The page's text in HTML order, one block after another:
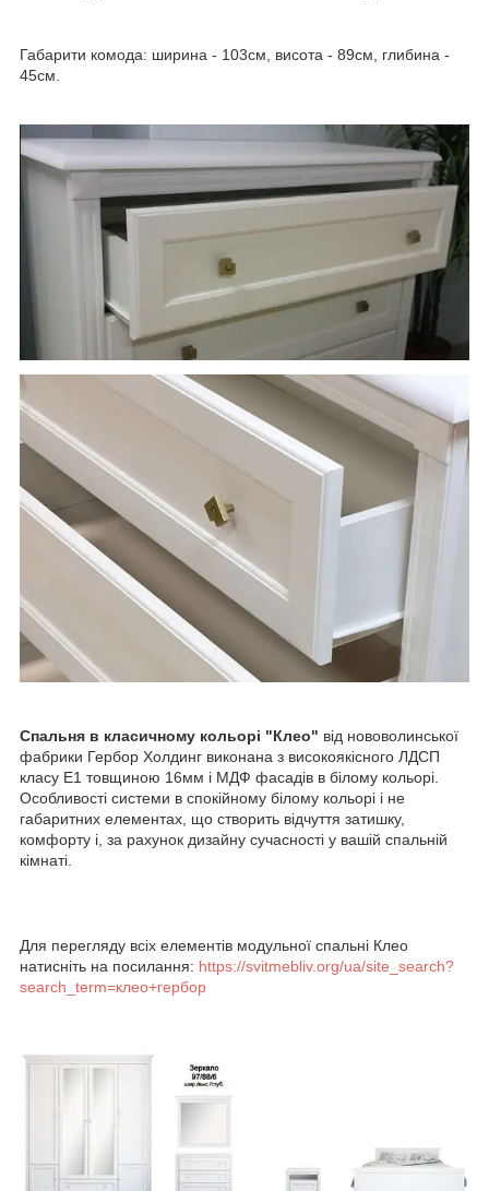
Габарити комода: ширина - 103см, висота - 89см, глибина -
45см.
Спальня в класичному кольорі "Клео" від нововолинської
фабрики Гербор Холдинг виконана з високоякісного ЛДСП
класу Е1 товщиною 16мм і МДФ фасадів в білому кольорі.
Особливості системи в спокійному білому кольорі і не
габаритних елементах, що створить відчуття затишку,
комфорту і, за рахунок дизайну сучасності у вашій спальній
кімнаті.
Для перегляду всіх елементів модульної спальні Клео
натисніть на посилання: https://svitmebliv.org/ua/site_search?
search_term=клео+гербор